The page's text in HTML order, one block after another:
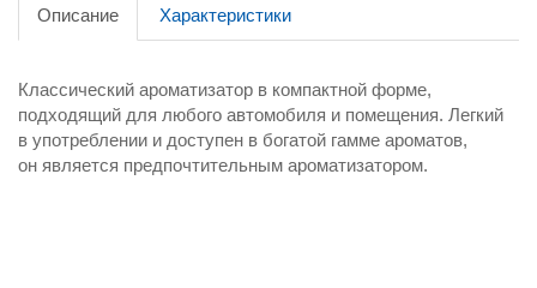
Описание Характеристики
Классический ароматизатор в компактной форме,
подходящий для любого автомобиля и помещения. Легкий
в употреблении и доступен в богатой гамме ароматов,
он является предпочтительным ароматизатором.